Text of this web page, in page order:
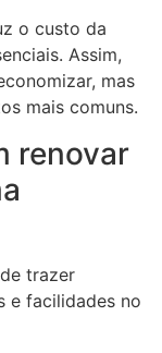
o custo da
Assim,
mas
mais comuns.
renovar
trazer
e facilidades no